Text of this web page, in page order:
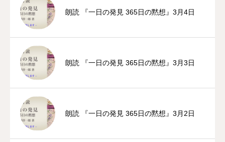
朗読 『一日の発見 365日の黙想』3月4日
朗読 『一日の発見 365日の黙想』3月3日
朗読 『一日の発見 365日の黙想』3月2日